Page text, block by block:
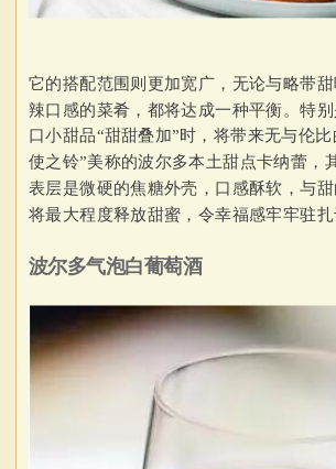
它的搭配范围则更加宽广，无论与略带
辣口感的菜肴，都将达成一种平衡。特
口小甜品“甜甜叠加”时，将带来无与伦
使之铃”美称的波尔多本土甜点卡纳蕾，
表层是微硬的焦糖外壳，口感酥软，与甜
将最大程度释放甜蜜，令幸福感牢牢驻扎
波尔多气泡白葡萄酒